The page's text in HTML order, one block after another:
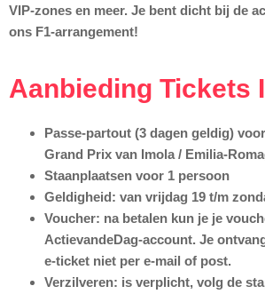
VIP-zones en meer. Je bent dicht bij de
ons F1-arrangement!
Aanbieding Tickets
Passe-partout (3 dagen geldig)
Grand Prix van Imola / Emilia-
Staanplaatsen voor 1 persoon
Geldigheid: van vrijdag 19 t/m
Voucher: na betalen kun je je
ActievandeDag-account. Je
e-ticket niet per e-mail of post.
Verzilveren: is verplicht, volg de